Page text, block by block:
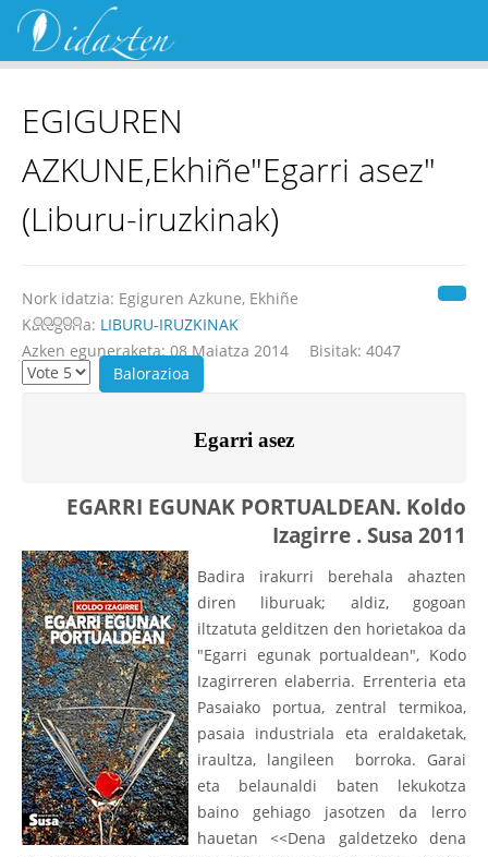
EGIGUREN
AZKUNE,Ekhiñe"Egarri asez"
(Liburu-iruzkinak)
Nork idatzia: Egiguren Azkune, Ekhiñe
Kategoria: LIBURU-IRUZKINAK
Azken eguneraketa: 08 Maiatza 2014
Bisitak: 4047
Egarri asez
EGARRI EGUNAK PORTUALDEAN. Koldo
Izagirre . Susa 2011
Badira irakurri berehala ahazten
diren liburuak; aldiz, gogoan
iltzatuta gelditzen den horietakoa da
"Egarri egunak portualdean", Kodo
Izagirreren elaberria. Errenteria eta
Pasaiako portua, zentral termikoa,
pasaia industriala eta eraldaketak,
iraultza, langileen borroka. Garai
eta belaunaldi baten lekukotza
baino gehiago jasotzen da lerro
hauetan <<Dena galdetzeko dena